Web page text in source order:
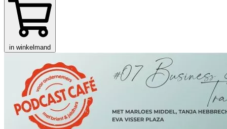
in winkelmand